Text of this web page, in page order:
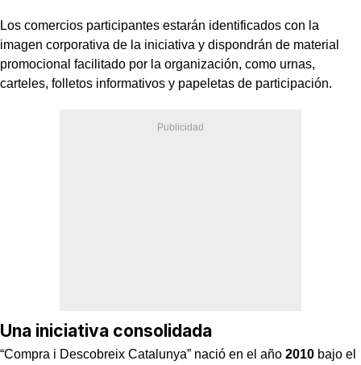
Los comercios participantes estarán identificados con la
imagen corporativa de la iniciativa y dispondrán de material
promocional facilitado por la organización, como urnas,
carteles, folletos informativos y papeletas de participación.
Una iniciativa consolidada
“Compra i Descobreix Catalunya” nació en el año 2010 bajo el